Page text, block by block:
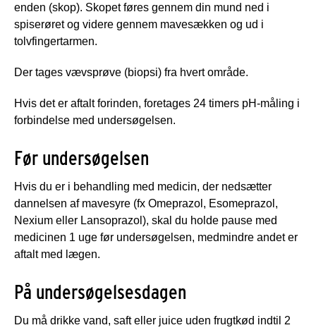
enden (skop). Skopet føres gennem din mund ned i
spiserøret og videre gennem mavesækken og ud i
tolvfingertarmen.
Der tages vævsprøve (biopsi) fra hvert område.
Hvis det er aftalt forinden, foretages 24 timers pH-måling i
forbindelse med undersøgelsen.
Før undersøgelsen
Hvis du er i behandling med medicin, der nedsætter
dannelsen af mavesyre (fx Omeprazol, Esomeprazol,
Nexium eller Lansoprazol), skal du holde pause med
medicinen 1 uge før undersøgelsen, medmindre andet er
aftalt med lægen.
På undersøgelsesdagen
Du må drikke vand, saft eller juice uden frugtkød indtil 2